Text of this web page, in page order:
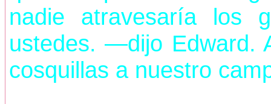
nadie atravesaría los
ustedes. —dijo Edward.
cosquillas a nuestro